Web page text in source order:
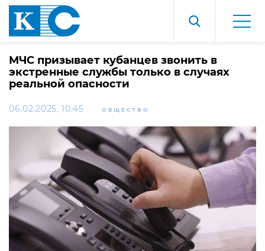
МЧС призывает кубанцев звонить в
экстренные службы только в случаях
реальной опасности
06.02.2025, 10:45 ОБЩЕСТВО